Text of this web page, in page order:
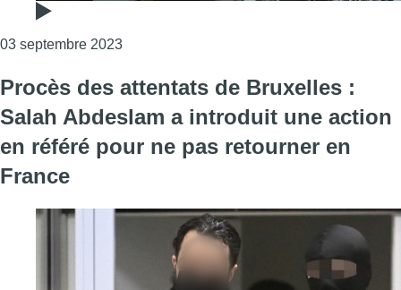
03 septembre 2023Consulter l'article "Le procès des attentats
Procès des attentats de Bruxelles :
Salah Abdeslam a introduit une action
en référé pour ne pas retourner en
France